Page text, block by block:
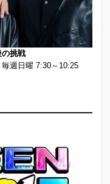
の挑戦
週日曜 7:30～10:25